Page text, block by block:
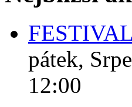
pátek,
12:00